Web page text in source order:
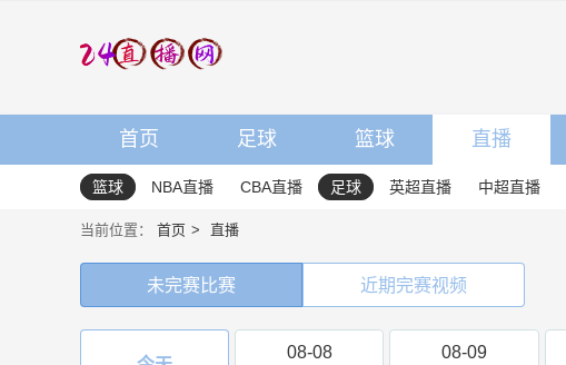
首页 足球 篮球 直播
篮球 NBA直播 CBA直播 足球 英超直播 中超直播
当前位置： 首页 直播
未完赛比赛 近期完赛视频
08-08
08-09